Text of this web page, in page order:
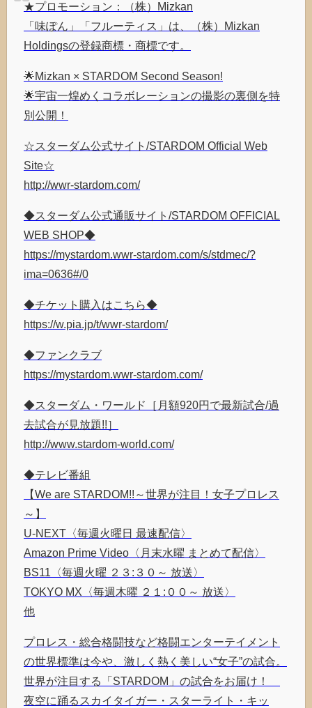
★プロモーション：（株）Mizkan
「味ぽん」「フルーティス」は、（株）Mizkan
Holdingsの登録商標・商標です。
🌟Mizkan × STARDOM Second Season!
🌟宇宙一煌めくコラボレーションの撮影の裏側を特
別公開！
☆スターダム公式サイト/STARDOM Official Web
Site☆
http://wwr-stardom.com/
◆スターダム公式通販サイト/STARDOM OFFICIAL
WEB SHOP◆
https://mystardom.wwr-stardom.com/s/stdmec/?
ima=0636#/0
◆チケット購入はこちら◆
https://w.pia.jp/t/wwr-stardom/
◆ファンクラブ
https://mystardom.wwr-stardom.com/
◆スターダム・ワールド［月額920円で最新試合/過
去試合が見放題!!］
http://www.stardom-world.com/
◆テレビ番組
【We are STARDOM!!～世界が注目！女子プロレス
～】
U-NEXT〈毎週火曜日 最速配信〉
Amazon Prime Video〈月末水曜 まとめて配信〉
BS11〈毎週火曜 ２３:３０～ 放送〉
TOKYO MX〈毎週木曜 ２１:００～ 放送〉
他
プロレス・総合格闘技など格闘エンターテイメント
の世界標準は今や、激しく熱く美しい“女子”の試合。
世界が注目する「STARDOM」の試合をお届け！
夜空に踊るスカイタイガー・スターライト・キッ